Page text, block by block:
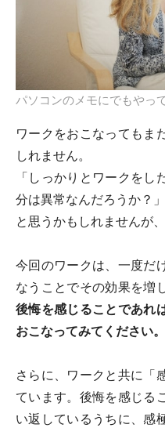
パソコンのメモにでもやっ
ワークをおこなってもま
しれません。
「しっかりとワークをし
分は異常なんだろうか？」
と思うかもしれませんが
今回のワークは、一度だ
なうことでその効果を増
後悔を感じることであれ
おこなってみてください。
さらに、ワークと共に「
ています。後悔を感じる
い返しているうちに、感